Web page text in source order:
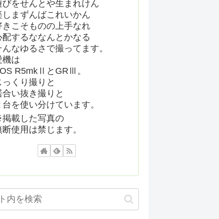
びをせんとや生まれけん
しまずんばこれいかん
きこそものの上手なれ
配するななんとかなる
んなゆるさで撮ってます。
機は
R5mkⅡとGRⅢ。
っくり撮りと
合い抜き撮りと
台を使い分けています。
載した写真の
断使用は禁じます。